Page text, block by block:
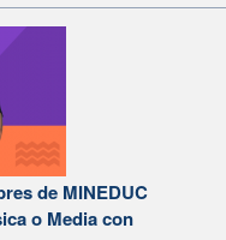
de MINEDUC
o Media con